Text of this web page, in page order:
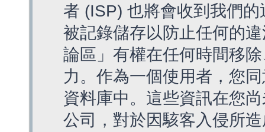
者 (ISP) 也將會收到我們
被記錄儲存以防止任何的
論區」有權在任何時間移
力。作為一個使用者，您
資料庫中。這些資訊在您
公司，對於因駭客入侵所